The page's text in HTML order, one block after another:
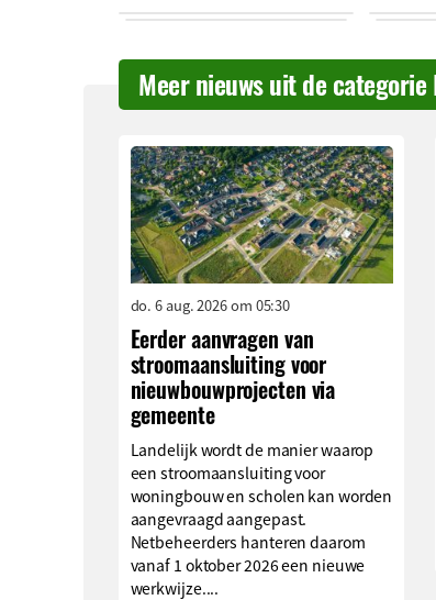
Meer nieuws uit de categorie
do. 6 aug. 2026 om 05:30
Eerder aanvragen van
stroomaansluiting voor
nieuwbouwprojecten via
gemeente
Landelijk wordt de manier waarop
een stroomaansluiting voor
woningbouw en scholen kan worden
aangevraagd aangepast.
Netbeheerders hanteren daarom
vanaf 1 oktober 2026 een nieuwe
werkwijze....